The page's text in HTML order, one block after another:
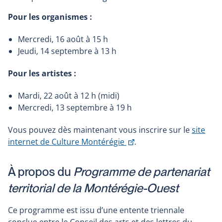
Pour les organismes :
Mercredi, 16 août à 15 h
Jeudi, 14 septembre à 13 h
Pour les artistes :
Mardi, 22 août à 12 h (midi)
Mercredi, 13 septembre à 19 h
Vous pouvez dès maintenant vous inscrire sur lesite
internet de Culture Montérégie
Ce
s'ouvrira
dans
une
fenêtre
.
À propos du Programme de partenariat
territorial de la Montérégie-Ouest
Ce programme est issu d’une entente triennale